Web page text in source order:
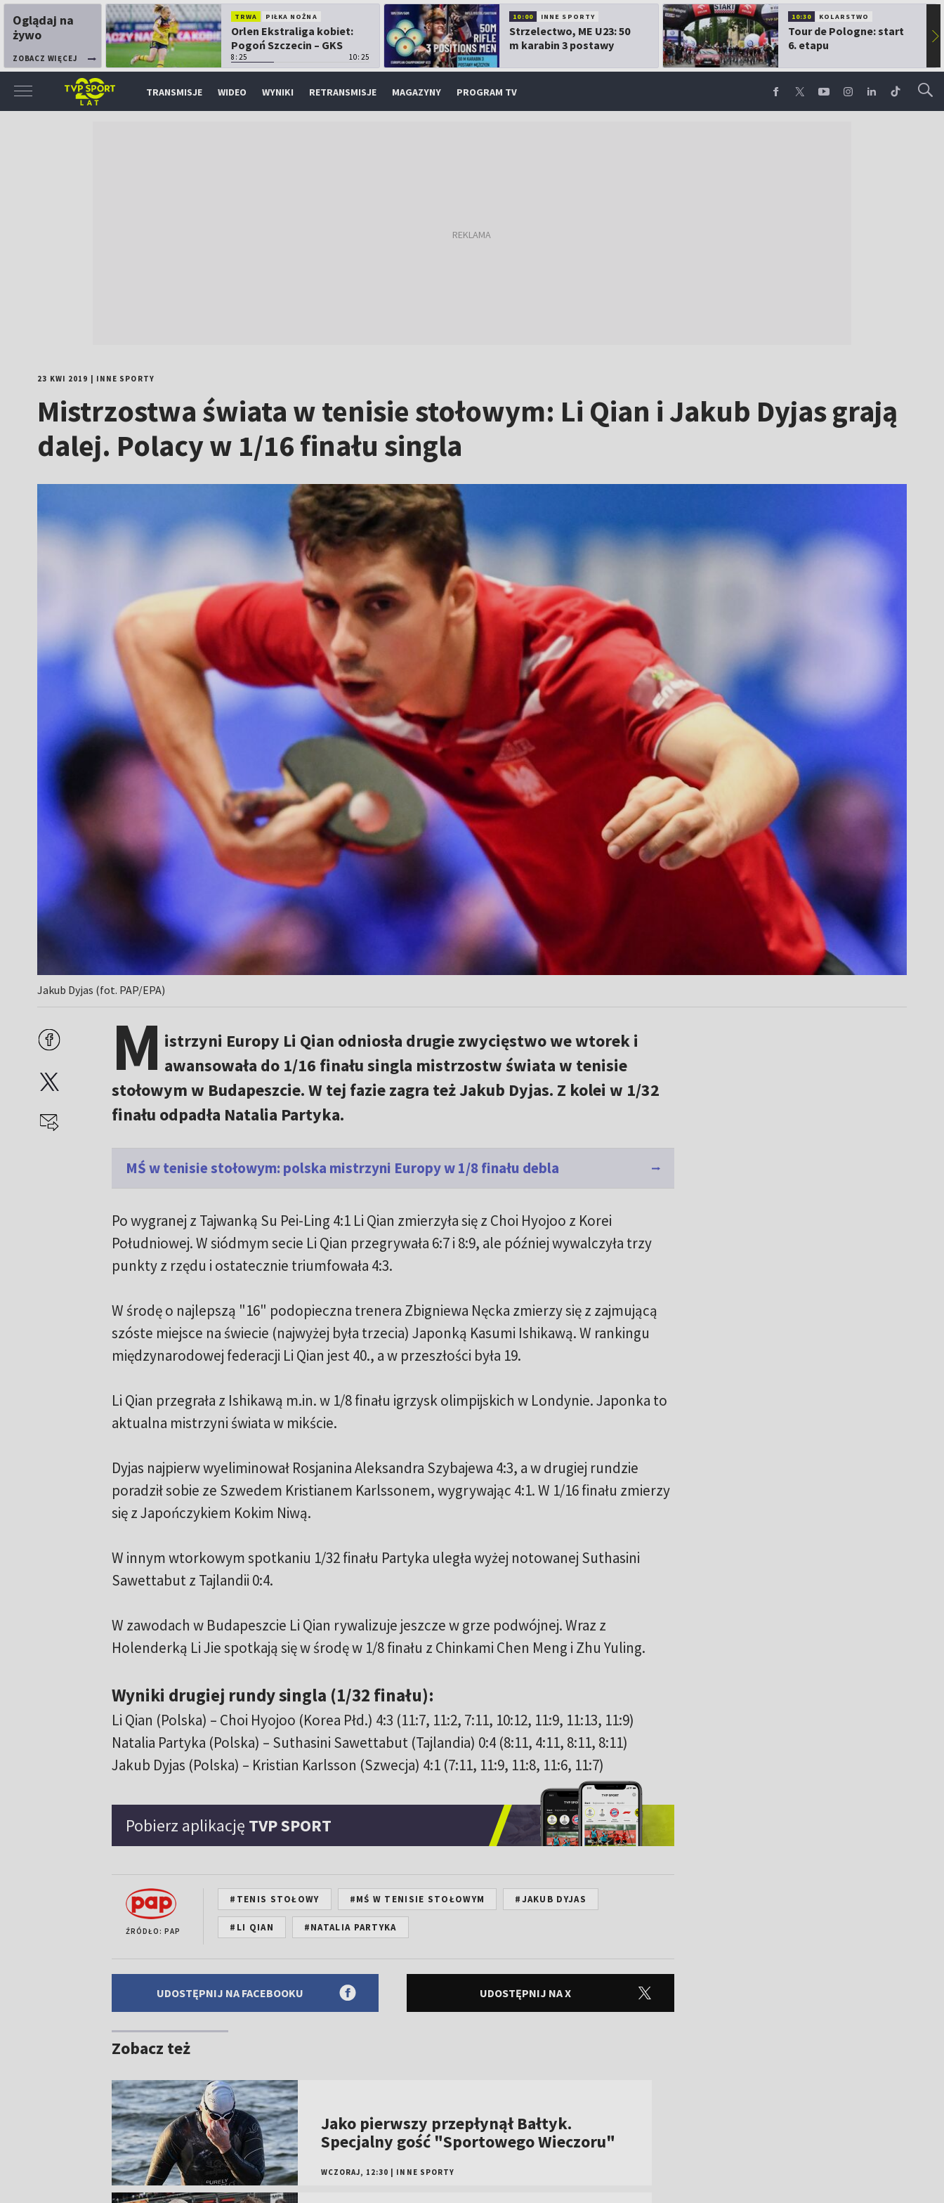
Oglądaj na
żywo
ZOBACZ WIĘCEJ
TRWA PIŁKA NOŻNA
Orlen Ekstraliga kobiet:
Pogoń Szczecin – GKS
Górnik Łęczna
8:25 10:25
10:00 INNE SPORTY
Strzelectwo, ME U23: 50
m karabin 3 postawy
10:30 KOLARSTWO
Tour de Pologne: start
6. etapu
▶
TRANSMISJE WIDEO WYNIKI RETRANSMISJE MAGAZYNY PROGRAM TV
23 KWI 2019 INNE SPORTY
Mistrzostwa świata w tenisie stołowym: Li Qian i Jakub Dyjas grają
dalej. Polacy w 1/16 finału singla
Jakub Dyjas (fot. PAP/EPA)
M istrzyni Europy Li Qian odniosła drugie zwycięstwo we wtorek i
awansowała do 1/16 finału singla mistrzostw świata w tenisie
stołowym w Budapeszcie. W tej fazie zagra też Jakub Dyjas. Z kolei w 1/32
finału odpadła Natalia Partyka.
MŚ w tenisie stołowym: polska mistrzyni Europy w 1/8 finału debla
Po wygranej z Tajwanką Su Pei-Ling 4:1 Li Qian zmierzyła się z Choi Hyojoo z Korei
Południowej. W siódmym secie Li Qian przegrywała 6:7 i 8:9, ale później wywalczyła trzy
punkty z rzędu i ostatecznie triumfowała 4:3.
W środę o najlepszą "16" podopieczna trenera Zbigniewa Nęcka zmierzy się z zajmującą
szóste miejsce na świecie (najwyżej była trzecia) Japonką Kasumi Ishikawą. W rankingu
międzynarodowej federacji Li Qian jest 40., a w przeszłości była 19.
Li Qian przegrała z Ishikawą m.in. w 1/8 finału igrzysk olimpijskich w Londynie. Japonka to
aktualna mistrzyni świata w mikście.
Dyjas najpierw wyeliminował Rosjanina Aleksandra Szybajewa 4:3, a w drugiej rundzie
poradził sobie ze Szwedem Kristianem Karlssonem, wygrywając 4:1. W 1/16 finału zmierzy
się z Japończykiem Kokim Niwą.
W innym wtorkowym spotkaniu 1/32 finału Partyka uległa wyżej notowanej Suthasini
Sawettabut z Tajlandii 0:4.
W zawodach w Budapeszcie Li Qian rywalizuje jeszcze w grze podwójnej. Wraz z
Holenderką Li Jie spotkają się w środę w 1/8 finału z Chinkami Chen Meng i Zhu Yuling.
Wyniki drugiej rundy singla (1/32 finału):
Li Qian (Polska) – Choi Hyojoo (Korea Płd.) 4:3 (11:7, 11:2, 7:11, 10:12, 11:9, 11:13, 11:9)
Natalia Partyka (Polska) – Suthasini Sawettabut (Tajlandia) 0:4 (8:11, 4:11, 8:11, 8:11)
Jakub Dyjas (Polska) – Kristian Karlsson (Szwecja) 4:1 (7:11, 11:9, 11:8, 11:6, 11:7)
Pobierz aplikację TVP SPORT
ŹRÓDŁO: PAP
#TENIS STOŁOWY #MŚ W TENISIE STOŁOWYM #JAKUB DYJAS
#LI QIAN #NATALIA PARTYKA
UDOSTĘPNIJ NA FACEBOOKU UDOSTĘPNIJ NA X
Zobacz też
Jako pierwszy przepłynął Bałtyk.
Specjalny gość "Sportowego Wieczoru"
WCZORAJ, 12:30 INNE SPORTY